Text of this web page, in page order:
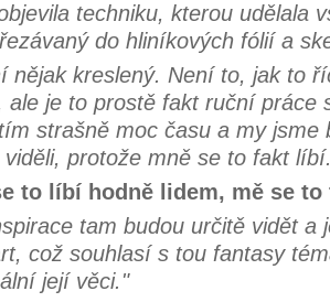
techniku, kterou udělala
do hliníkových fólií a
nějak kreslený. Není to, jak to
ale je to prostě fakt ruční práce
strašně moc času a my jsme
protože mně se to fakt
to líbí hodně lidem, mě se
tam budou určitě vidět a
což souhlasí s tou fantasy
její věci."